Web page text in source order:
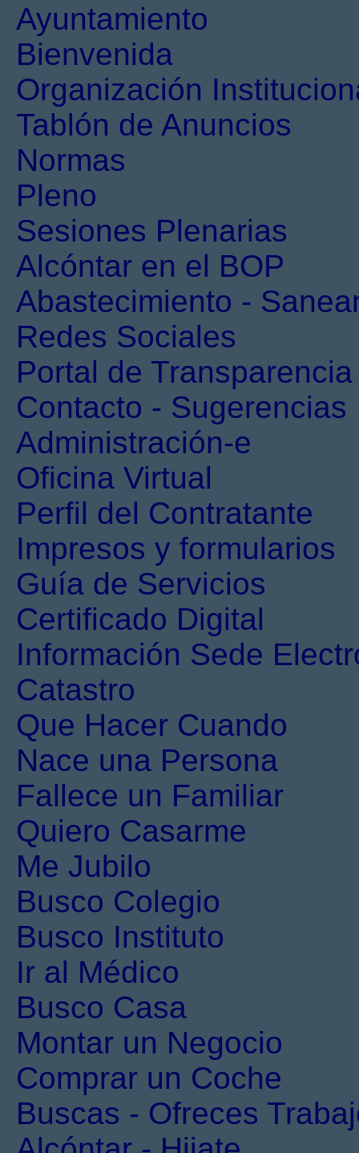
Ayuntamiento
Bienvenida
Organización
Tablón de Anuncios
Normas
Pleno
Sesiones Plenarias
Alcóntar en el BOP
Abastecimiento -
Redes Sociales
Portal de Transparencia
Contacto - Sugerencias
Administración-e
Oficina Virtual
Perfil del Contratante
Impresos y formularios
Guía de Servicios
Certificado Digital
Información Sede
Catastro
Que Hacer Cuando
Nace una Persona
Fallece un Familiar
Quiero Casarme
Me Jubilo
Busco Colegio
Busco Instituto
Ir al Médico
Busco Casa
Montar un Negocio
Comprar un Coche
Buscas - Ofreces